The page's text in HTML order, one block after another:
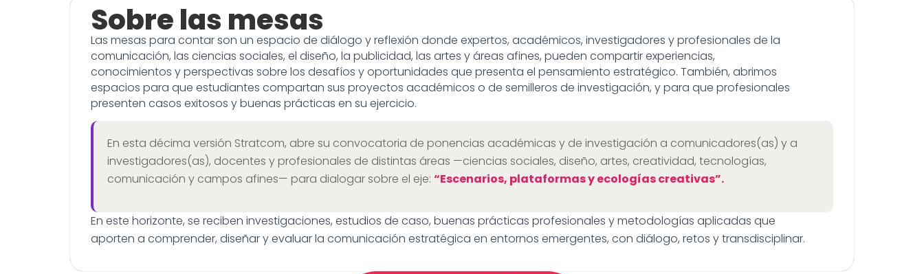
Sobre las mesas
Las mesas para contar son un espacio de diálogo y reflexión donde expertos, académicos, investigadores y profesionales de la
comunicación, las ciencias sociales, el diseño, la publicidad, las artes y áreas afines, pueden compartir experiencias,
conocimientos y perspectivas sobre los desafíos y oportunidades que presenta el pensamiento estratégico. También, abrimos
espacios para que estudiantes compartan sus proyectos académicos o de semilleros de investigación, y para que profesionales
presenten casos exitosos y buenas prácticas en su ejercicio.
En esta décima versión Stratcom, abre su convocatoria de ponencias académicas y de investigación a comunicadores(as) y a
investigadores(as), docentes y profesionales de distintas áreas —ciencias sociales, diseño, artes, creatividad, tecnologías,
comunicación y campos afines— para dialogar sobre el eje: “Escenarios, plataformas y ecologías creativas”.
En este horizonte, se reciben investigaciones, estudios de caso, buenas prácticas profesionales y metodologías aplicadas que
aporten a comprender, diseñar y evaluar la comunicación estratégica en entornos emergentes, con diálogo, retos y transdisciplinar.